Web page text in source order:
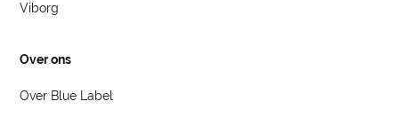
Viborg
Over ons
Over Blue Label